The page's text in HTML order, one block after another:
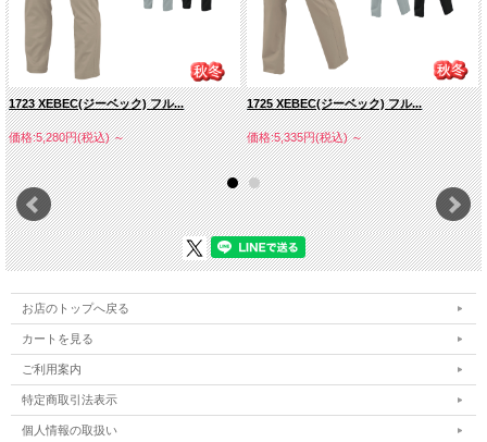
■素材：ストレッチツイル
（ポリエステル６１％・綿３％・
複合繊維５％・ポリウレタン３％）
1723 XEBEC(ジーベック) フル...
価格:5,280円(税込)～
1725 XEBEC(ジーベック) フル...
価格:5,335円(税込)～
お店のトップへ戻る
カートを見る
ご利用案内
特定商取引法表示
個人情報の取扱い